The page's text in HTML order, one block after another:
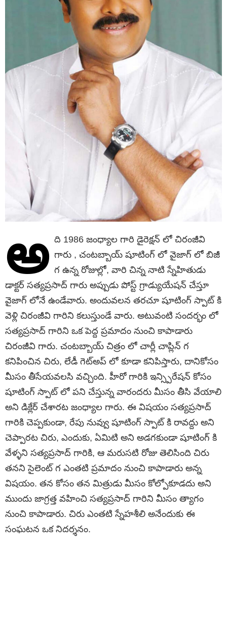
అ ది 1986 జంధ్యాల గారి డైరెక్షన్ లో చిరంజీవి
గారు , చంటబ్బాయ్ షూటింగ్ లో వైజాగ్ లో బిజీ
గ ఉన్న రోజుల్లో, వారి చిన్న నాటి స్నేహితుడు
డాక్టర్ సత్యప్రసాద్ గారు అప్పుడు పోస్ట్ గ్రాడ్యుయేషన్ చేస్తూ
వైజాగ్ లోనే ఉండేవారు. అందువలన తరచూ షూటింగ్ స్పాట్ కి
వెళ్లి చిరంజీవి గారిని కలుస్తుండే వారు. అటువంటి సందర్భం లో
సత్యప్రసాద్ గారిని ఒక పెద్ద ప్రమాదం నుంచి కాపాడారు
చిరంజీవి గారు. చంటబ్బాయ్ చిత్రం లో చార్లీ చాప్లిన్ గ
కనిపించిన చిరు, లేడీ గెట్అప్ లో కూడా కనిపిస్తారు, దానికోసం
మీసం తీసేయవలసి వచ్చింది. హీరో గారికి ఇన్స్పిరేషన్ కోసం
షూటింగ్ స్పాట్ లో పని చేస్తున్న వారందరు మీసం తీసి వేయాలి
అని డిక్లేర్ చేశారట జంధ్యాల గారు. ఈ విషయం సత్యప్రసాద్
గారికి చెప్పకుండా, రేపు నువ్వు షూటింగ్ స్పాట్ కి రావద్దు అని
చెప్పారట చిరు, ఎందుకు, ఏమిటి అని అడగకుండా షూటింగ్ కి
వేళ్ళని సత్యప్రసాద్ గారికి, ఆ మరుసటి రోజు తెలిసింది చిరు
తనని సైలెంట్ గ ఎంతటి ప్రమాదం నుంచి కాపాడారు అన్న
విషయం. తన కోసం తన మిత్రుడు మీసం కోల్పోకూడదు అని
ముందు జాగ్రత్త వహించి సత్యప్రసాద్ గారిని మీసం త్యాగం
నుంచి కాపాడారు. చిరు ఎంతటి స్నేహశీలి అనేందుకు ఈ
సంఘటన ఒక నిదర్శనం.